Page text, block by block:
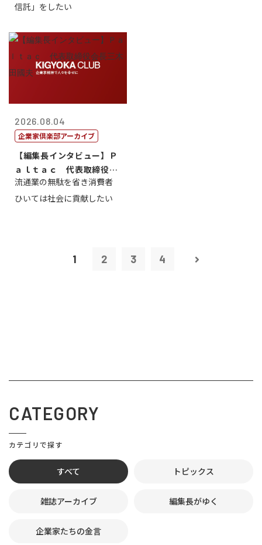
信託」をしたい
2026.08.04
企業家倶楽部アーカイブ
【編集長インタビュー】Ｐ
ａｌｔａｃ 代表取締役会
長三木田國夫
流通業の無駄を省き消費者
ひいては社会に貢献したい
1 2 3 4
CATEGORY
カテゴリで探す
すべて トピックス
雑誌アーカイブ 編集長がゆく
企業家たちの金言